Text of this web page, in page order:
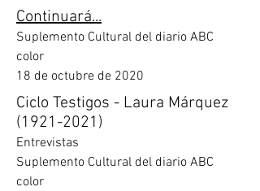
Continuará...
Suplemento Cultural del diario ABC
color
18 de octubre de 2020
Ciclo Testigos - Laura Márquez
(1921-2021)
Entrevistas
Suplemento Cultural del diario ABC
color